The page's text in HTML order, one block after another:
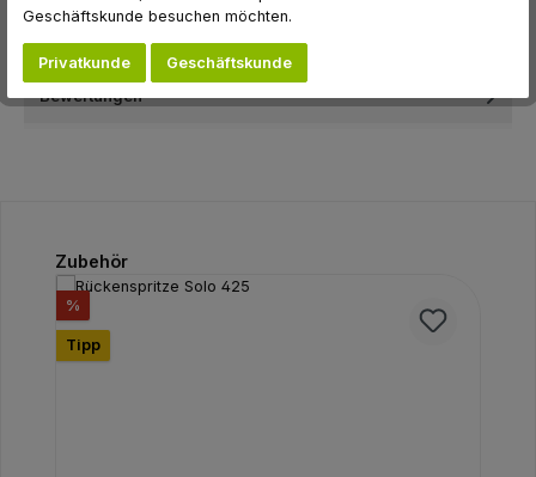
Hersteller
Bewertungen
Produktgalerie überspringen
Zubehör
%
Tipp
Geschäftskunde besuchen möchten.
Privatkunde Geschäftskunde